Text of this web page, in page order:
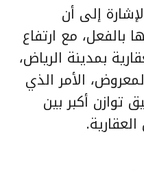
إلى أن
بالفعل، مع ارتفاع
بمدينة الرياض،
الأمر الذي
أكبر بين